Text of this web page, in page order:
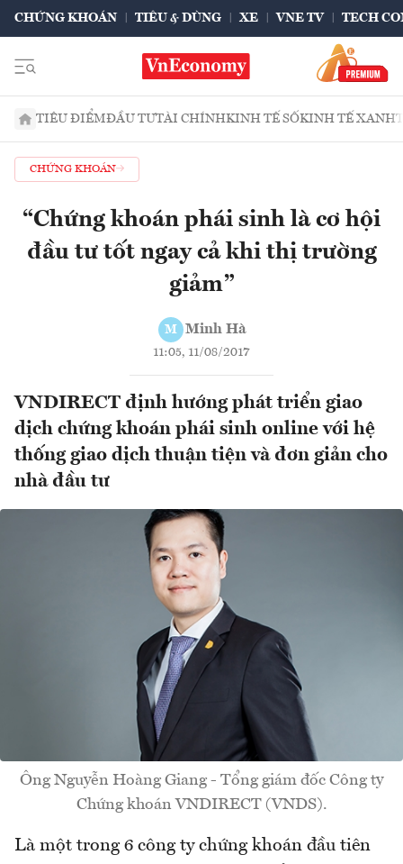
CHỨNG KHOÁN TIÊU & DÙNG XE VNE TV TECH
TIÊU ĐIỂMĐẦU TƯTÀI CHÍNHKINH TẾ SỐKINH TẾ XANH
CHỨNG KHOÁN
“Chứng khoán phái sinh là cơ hội
đầu tư tốt ngay cả khi thị trường
giảm”
M Minh Hà
11:05, 11/08/2017
VNDIRECT định hướng phát triển giao
dịch chứng khoán phái sinh online với hệ
thống giao dịch thuận tiện và đơn giản cho
nhà đầu tư
Ông Nguyễn Hoàng Giang - Tổng giám đốc Công ty
Chứng khoán VNDIRECT (VNDS).
Là một trong 6 công ty chứng khoán đầu tiên